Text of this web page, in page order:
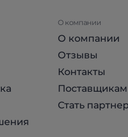
О компании
О компании
Отзывы
Контакты
Поставщикам
Стать